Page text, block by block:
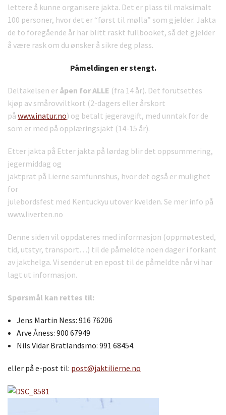
lettere å kunne organisere jakta. Det er plass til maksimalt
100 personer, hvor det er “først til mølla” som gjelder. Jakta
de to foregående år har blitt raskt fullbooket, så det gjelder
å være rask om du ønsker å sikre deg plass.
Påmeldingen er stengt.
Deltakelsen er åpen for ALLE (fra 14 år). Det forutsettes
kjøp av smårovviltkort (2-dagers eller årskort
på www.inatur.no) og betalt jegeravgift, med unntak for de
som er med på opplæringsjakt (14-15 år).
Etter jakta på Etter jakta på lørdag blir det oppsummering,
jegermiddag og
jaktprat på Lierne samfunnshus, hvor det også er mulighet
for
julebordsfest med Kentuckyu utover kvelden. Se mer info på
www.liverten.no
Denne siden vil oppdateres med informasjon (oppmøtested,
tid, utstyr, transport…) til de påmeldte noen dager i forkant
av jakthelga. Vi sender ut en epost til de påmeldte når vi har
lagt ut informasjon.
Spørsmål kan rettes til:
Jens Martin Ness: 916 76206
Arve Åness: 900 67949
Nils Vidar Bratlandsmo: 991 68454.
eller på e-post til: post@jaktilierne.no